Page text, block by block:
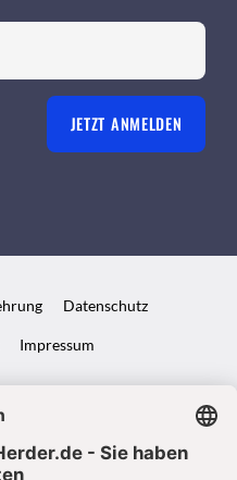
JETZT ANMELDEN
Datenschutz
Impressum